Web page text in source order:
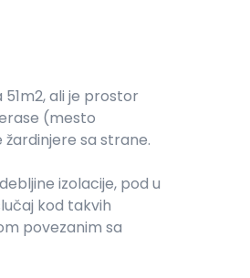
ali je prostor
(mesto
sa strane.
izolacije, pod u
kod takvih
povezanim sa